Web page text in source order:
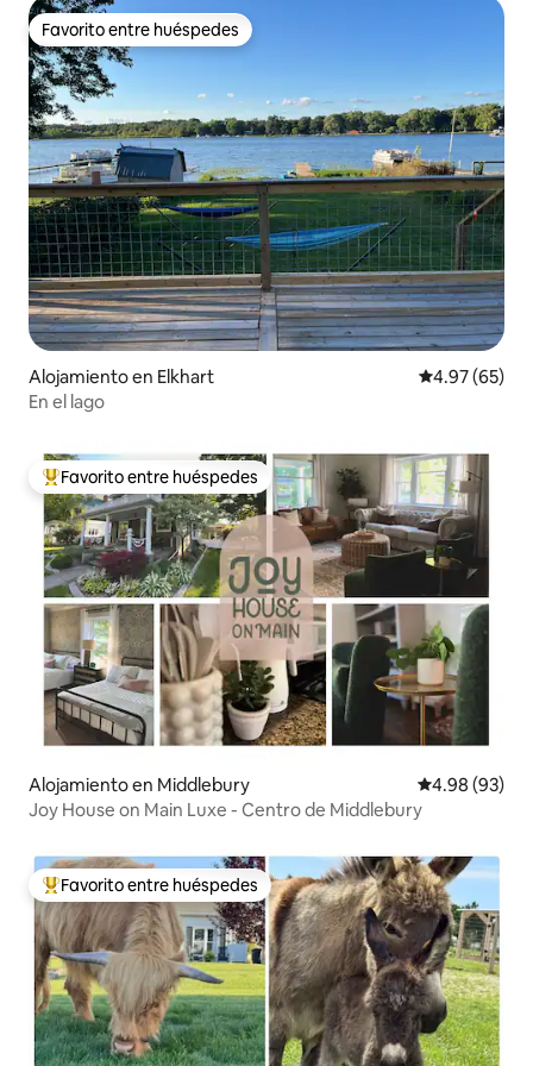
Favorito entre huéspedes
Favorito entre huéspedes
Alojamiento en Elkhart Calificación
4.97 (65)
En el lago
Favorito entre huéspedes preferido
Favorito entre huéspedes
Alojamiento en Middlebury Calificación
4.98 (93)
Joy House on Main Luxe - Centro de Middlebury
Favorito entre huéspedes preferido
Favorito entre huéspedes